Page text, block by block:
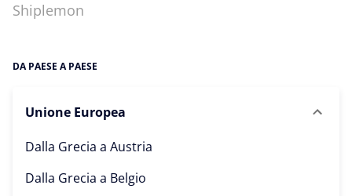
Shiplemon
DA PAESE A PAESE
Unione Europea
Dalla Grecia a Austria
Dalla Grecia a Belgio